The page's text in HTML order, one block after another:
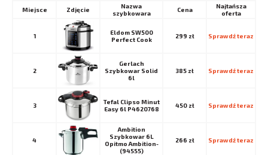
Miejsce
Nazwa
szybkowara
Cena
Najtańsza
oferta
1
Eldom SW500
Perfect Cook
299 zł Sprawdź teraz
2
Gerlach
Szybkowar Solid
6l
385 zł Sprawdź teraz
3
Tefal Clipso Minut
Easy 6l P4620768
450 zł Sprawdź teraz
4
Ambition
Szybkowar 6L
Opitmo Ambition-
(94555)
266 zł Sprawdź teraz